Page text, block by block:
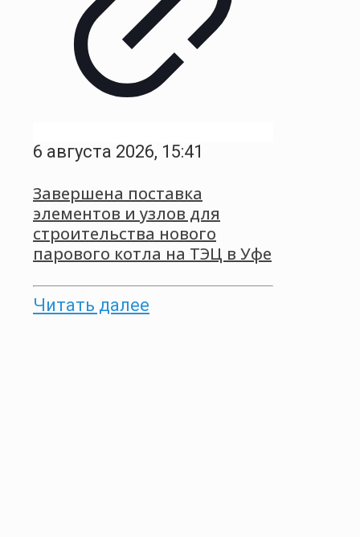
6 августа 2026, 15:41
Завершена поставка
элементов и узлов для
строительства нового
парового котла на ТЭЦ в Уфе
Читать далее